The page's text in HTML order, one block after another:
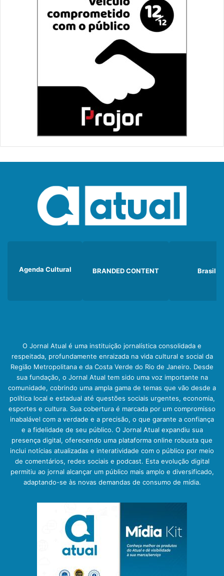
Agenda Cultural BRANDED CONTENT Brasil
O Jornal Atual é uma instituição jornalística consolidada e
respeitada, profundamente enraizada na vida cultural e social da
Região Metropolitana e da Costa Verde do Rio de Janeiro. Desde
sua fundação, o Jornal Atual tem sido uma voz importante na
comunidade, cobrindo uma ampla gama de temas que vão desde a
política local e estadual até questões sociais urgentes, economia,
esportes e cultura. Sua cobertura é marcada por um compromisso
inabalável com a verdade e a precisão, o que garante a confiança
e a fidelidade de seu público. O Jornal Atual expandiu sua
presença digital, oferecendo uma plataforma online robusta que
inclui notícias atualizadas e interatividade com o público por meio
de comentários, redes sociais e podcast. Esta evolução digital
permitiu ao jornal alcançar um público mais amplo e diversificado,
adaptando-se às novas demandas de consumo de mídia.